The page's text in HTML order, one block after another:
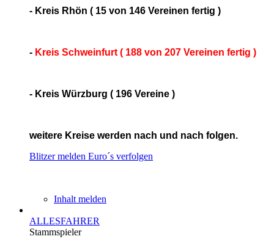
- Kreis Rhön ( 15 von 146 Vereinen fertig )
- Kreis Schweinfurt ( 188 von 207 Vereinen fertig )
- Kreis Würzburg ( 196 Vereine )
weitere Kreise werden nach und nach folgen.
Blitzer melden Euro´s verfolgen
Inhalt melden
ALLESFAHRER
Stammspieler